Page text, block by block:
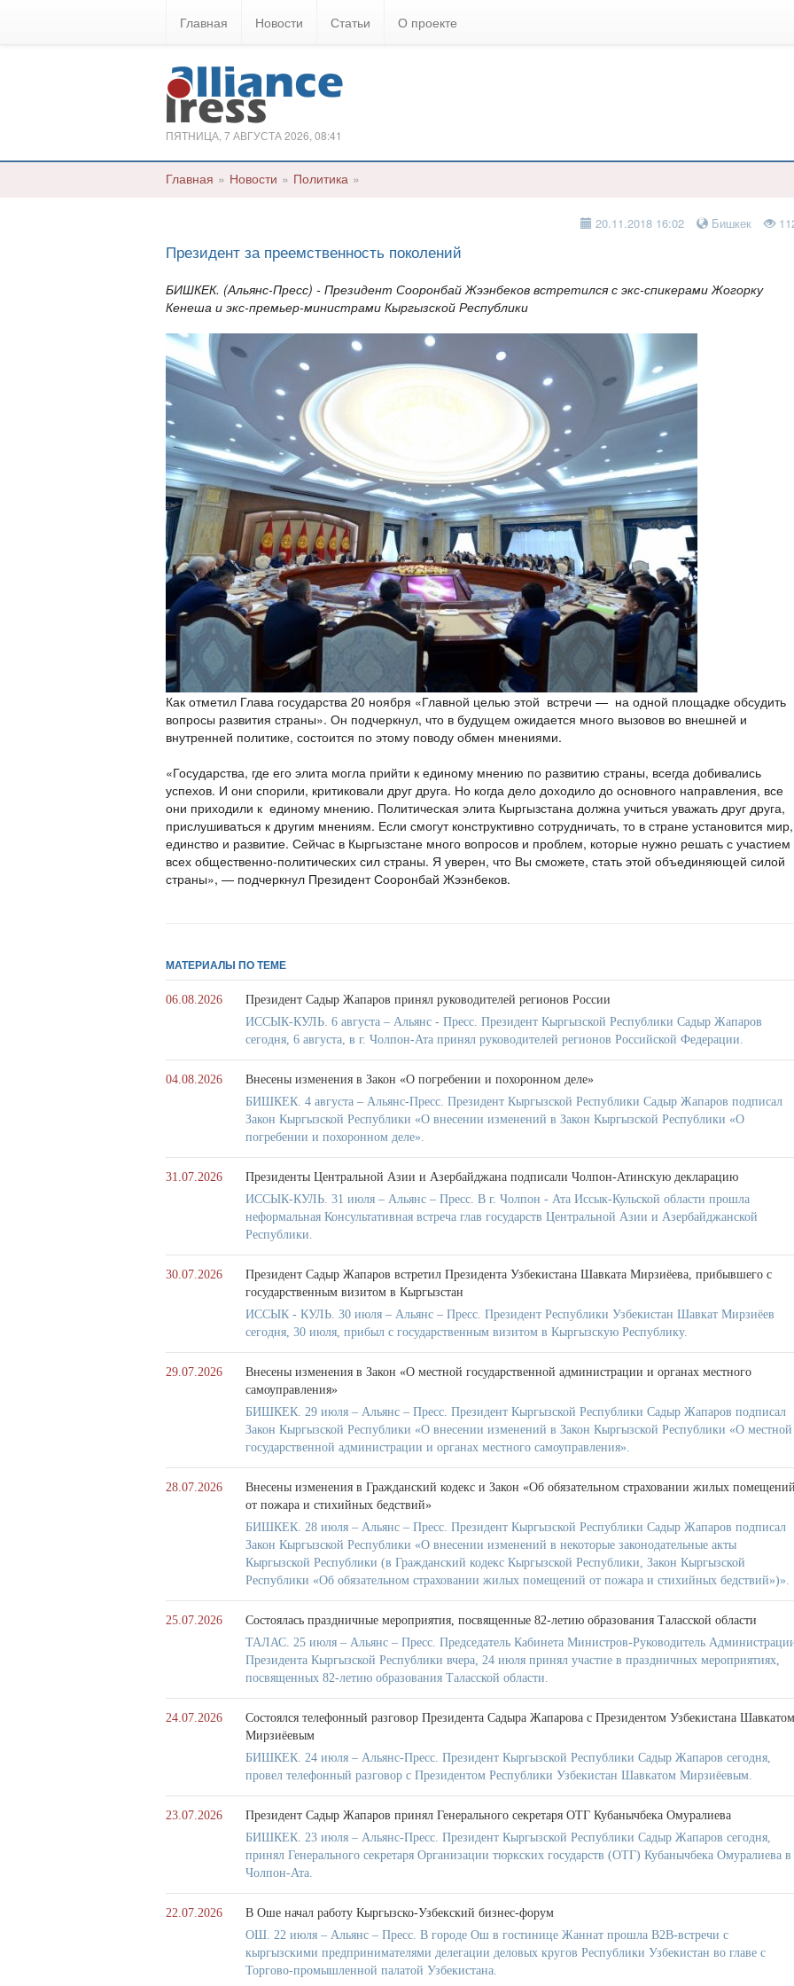
Главная Новости Статьи О проекте
ПЯТНИЦА, 7 АВГУСТА 2026, 08:41
Главная » Новости » Политика »
20.11.2018 16:02 Бишкек
Президент за преемственность поколений
БИШКЕК. (Альянс-Пресс) - Президент Сооронбай Жээнбеков встретился с экс-спикерами Жогорку
Кенеша и экс-премьер-министрами Кыргызской Республики
Как отметил Глава государства 20 ноября «Главной целью этой встречи — на одной площадке обсудить
вопросы развития страны». Он подчеркнул, что в будущем ожидается много вызовов во внешней и
внутренней политике, состоится по этому поводу обмен мнениями.
«Государства, где его элита могла прийти к единому мнению по развитию страны, всегда добивались
успехов. И они спорили, критиковали друг друга. Но когда дело доходило до основного направления, все
они приходили к единому мнению. Политическая элита Кыргызстана должна учиться уважать друг друга,
прислушиваться к другим мнениям. Если смогут конструктивно сотрудничать, то в стране установится мир,
единство и развитие. Сейчас в Кыргызстане много вопросов и проблем, которые нужно решать с участием
всех общественно-политических сил страны. Я уверен, что Вы сможете, стать этой объединяющей силой
страны», — подчеркнул Президент Сооронбай Жээнбеков.
МАТЕРИАЛЫ ПО ТЕМЕ
06.08.2026
Президент Садыр Жапаров принял руководителей регионов России
ИССЫК-КУЛЬ. 6 августа – Альянс - Пресс. Президент Кыргызской Республики Садыр Жапаров
сегодня, 6 августа, в г. Чолпон-Ата принял руководителей регионов Российской Федерации.
04.08.2026
Внесены изменения в Закон «О погребении и похоронном деле»
БИШКЕК. 4 августа – Альянс-Пресс. Президент Кыргызской Республики Садыр Жапаров подписал
Закон Кыргызской Республики «О внесении изменений в Закон Кыргызской Республики «О
погребении и похоронном деле».
31.07.2026
Президенты Центральной Азии и Азербайджана подписали Чолпон-Атинскую декларацию
ИССЫК-КУЛЬ. 31 июля – Альянс – Пресс. В г. Чолпон - Ата Иссык-Кульской области прошла
неформальная Консультативная встреча глав государств Центральной Азии и Азербайджанской
Республики.
30.07.2026
Президент Садыр Жапаров встретил Президента Узбекистана Шавката Мирзиёева, прибывшего с
государственным визитом в Кыргызстан
ИССЫК - КУЛЬ. 30 июля – Альянс – Пресс. Президент Республики Узбекистан Шавкат Мирзиёев
сегодня, 30 июля, прибыл с государственным визитом в Кыргызскую Республику.
29.07.2026
Внесены изменения в Закон «О местной государственной администрации и органах местного
самоуправления»
БИШКЕК. 29 июля – Альянс – Пресс. Президент Кыргызской Республики Садыр Жапаров подписал
Закон Кыргызской Республики «О внесении изменений в Закон Кыргызской Республики «О местной
государственной администрации и органах местного самоуправления».
28.07.2026
Внесены изменения в Гражданский кодекс и Закон «Об обязательном страховании жилых
от пожара и стихийных бедствий»
БИШКЕК. 28 июля – Альянс – Пресс. Президент Кыргызской Республики Садыр Жапаров подписал
Закон Кыргызской Республики «О внесении изменений в некоторые законодательные акты
Кыргызской Республики (в Гражданский кодекс Кыргызской Республики, Закон Кыргызской
Республики «Об обязательном страховании жилых помещений от пожара и стихийных бедствий»)».
25.07.2026
Состоялась праздничные мероприятия, посвященные 82-летию образования Таласской области
ТАЛАС. 25 июля – Альянс – Пресс. Председатель Кабинета Министров-Руководитель
Президента Кыргызской Республики вчера, 24 июля принял участие в праздничных мероприятиях,
посвященных 82-летию образования Таласской области.
24.07.2026
Состоялся телефонный разговор Президента Садыра Жапарова с Президентом Узбекистана Шавкатом
Мирзиёевым
БИШКЕК. 24 июля – Альянс-Пресс. Президент Кыргызской Республики Садыр Жапаров сегодня,
провел телефонный разговор с Президентом Республики Узбекистан Шавкатом Мирзиёевым.
23.07.2026
Президент Садыр Жапаров принял Генерального секретаря ОТГ Кубанычбека Омуралиева
БИШКЕК. 23 июля – Альянс-Пресс. Президент Кыргызской Республики Садыр Жапаров сегодня,
принял Генерального секретаря Организации тюркских государств (ОТГ) Кубанычбека Омуралиева в
Чолпон-Ата.
22.07.2026
В Оше начал работу Кыргызско-Узбекский бизнес-форум
ОШ. 22 июля – Альянс – Пресс. В городе Ош в гостинице Жаннат прошла B2B-встречи с
кыргызскими предпринимателями делегации деловых кругов Республики Узбекистан во главе с
Торгово-промышленной палатой Узбекистана.